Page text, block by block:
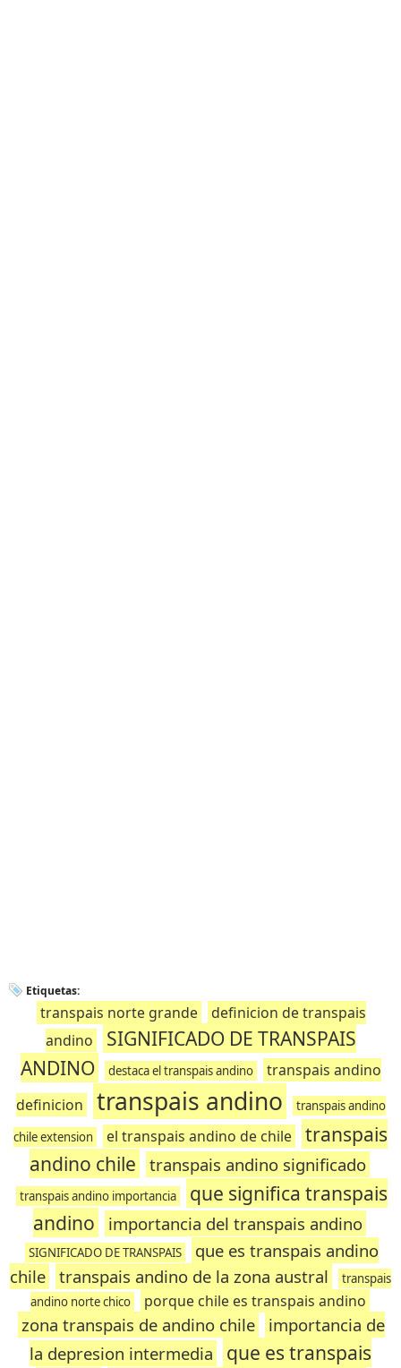
Etiquetas:
transpais norte grande
definicion de transpais
andino
SIGNIFICADO DE TRANSPAIS
ANDINO
destaca el transpais andino
transpais andino
definicion
transpais andino
transpais andino
chile extension
el transpais andino de chile
transpais
andino chile
transpais andino significado
transpais andino importancia
que significa transpais
andino
importancia del transpais andino
SIGNIFICADO DE TRANSPAIS
que es transpais andino
chile transpais andino de la zona austral
transpais
andino norte chico
porque chile es transpais andino
zona transpais de andino chile
importancia de
la depresion intermedia
que es transpais